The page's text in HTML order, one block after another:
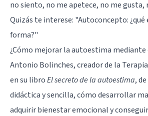
no siento, no me apetece, no me gusta,
Quizás te interese: "Autoconcepto: ¿qué
forma?"
¿Cómo mejorar la autoestima
Antonio Bolinches, creador de la
en su libroEl secreto de la autoestima,
didáctica y sencilla, cómo desarrollar
adquirir bienestar emocional y